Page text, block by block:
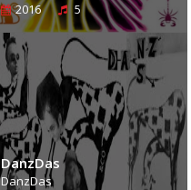
2016
5
DanzDas
DanzDas